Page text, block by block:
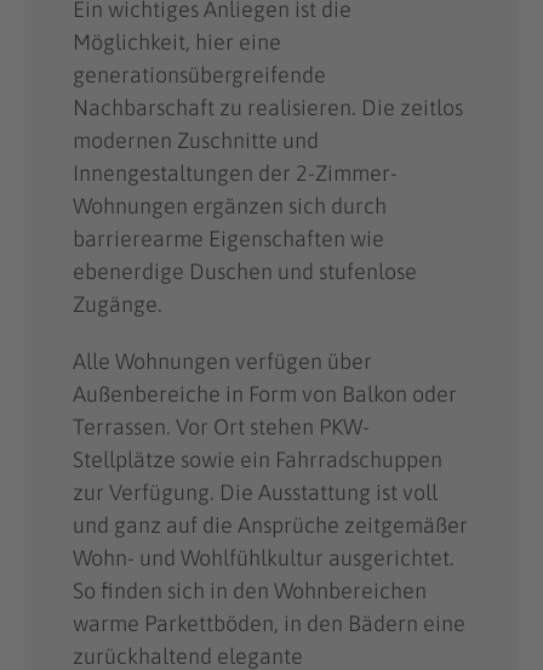
Ein wichtiges Anliegen ist die
Möglichkeit, hier eine
generationsübergreifende
Nachbarschaft zu realisieren. Die zeitlos
modernen Zuschnitte und
Innengestaltungen der 2-Zimmer-
Wohnungen ergänzen sich durch
barrierearme Eigenschaften wie
ebenerdige Duschen und stufenlose
Zugänge.
Alle Wohnungen verfügen über
Außenbereiche in Form von Balkon oder
Terrassen. Vor Ort stehen PKW-
Stellplätze sowie ein Fahrradschuppen
zur Verfügung. Die Ausstattung ist voll
und ganz auf die Ansprüche zeitgemäßer
Wohn- und Wohlfühlkultur ausgerichtet.
So finden sich in den Wohnbereichen
warme Parkettböden, in den Bädern eine
zurückhaltend elegante